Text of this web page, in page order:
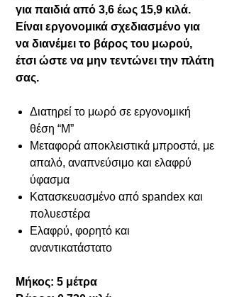
για παιδιά από 3,6 έως 15,9 κιλά.
Είναι εργονομικά σχεδιασμένο για
να διανέμει το βάρος του μωρού,
έτσι ώστε να μην τεντώνει την πλάτη
σας.
Διατηρεί το μωρό σε εργονομική
θέση “M”
Μεταφορά αποκλειστικά μπροστά, με
απαλό, αναπνεύσιμο και ελαφρύ
ύφασμα
Κατασκευασμένο από spandex και
πολυεστέρα
Ελαφρύ, φορητό και
αναντικατάστατο
Μήκος: 5 μέτρα